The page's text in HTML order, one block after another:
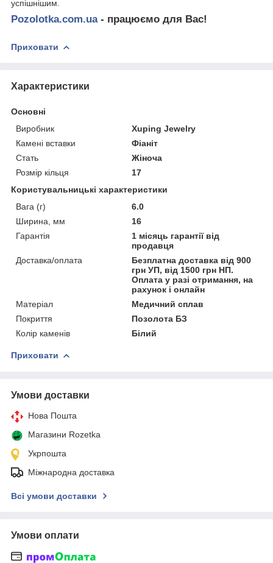
успішнішим.
Pozolotka.com.ua- працюємо для Вас!
Приховати
Характеристики
Основні
Виробник
Xuping Jewelry
Камені вставки
Фіаніт
Стать
Жіноча
Розмір кільця
17
Користувальницькі характеристики
Вага (г)
6.0
Ширина, мм
16
Гарантія
1 місяць гарантії від
продавця
Доставка/оплата
Безплатна доставка від 900
грн УП, від 1500 грн НП.
Оплата у разі отримання, на
рахунок і онлайн
Матеріал
Медичний сплав
Покриття
Позолота БЗ
Колір каменів
Білий
Приховати
Умови доставки
Нова Пошта
Магазини Rozetka
Укрпошта
Міжнародна доставка
Всі умови доставки
Умови оплати